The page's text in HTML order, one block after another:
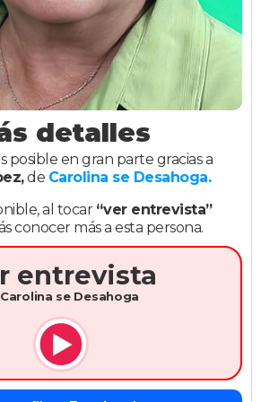
detalles
posible en gran parte gracias a
de Carolina se Desahoga.
al tocar “ver entrevista”
conocer más a esta persona.
entrevista
se Desahoga